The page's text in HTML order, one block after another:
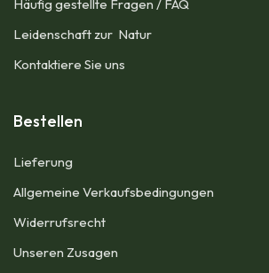
Häufig gestellte Fragen / FAQ
Leidenschaft zur Natur
Kontaktiere Sie uns
Bestellen
Lieferung
Allgemeine Verkaufsbedingungen​
Widerrufsrecht
Unseren Zusagen